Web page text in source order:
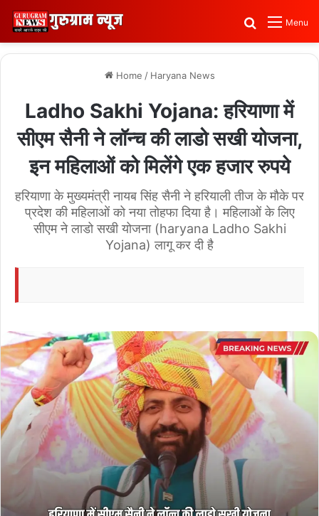
Menu
Search for
Home / Haryana News
Ladho Sakhi Yojana: हरियाणा में
सीएम सैनी ने लॉन्च की लाडो सखी योजना,
इन महिलाओं को मिलेंगे एक हजार रुपये
हरियाणा के मुख्यमंत्री नायब सिंह सैनी ने हरियाली तीज के मौके पर
प्रदेश की महिलाओं को नया तोहफा दिया है। महिलाओं के लिए
सीएम ने लाडो सखी योजना (haryana Ladho Sakhi
Yojana) लागू कर दी है